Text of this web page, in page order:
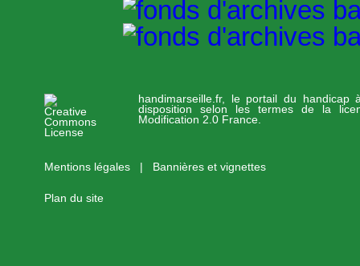
handimarseille.fr, le portail du handicap
disposition selon les termes de la
Modification 2.0 France.
Mentions légales Bannières et vignettes
Plan du site